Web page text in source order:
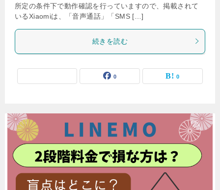
所定の条件下で動作確認を行っていますので、掲載されて
いるXiaomiは、「音声通話」「SMS […]
続きを読む
0 0